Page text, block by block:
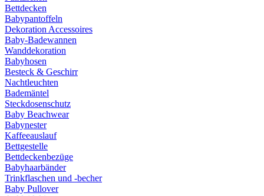
Bettdecken
Babypantoffeln
Dekoration Accessoires
Baby-Badewannen
Wanddekoration
Babyhosen
Besteck & Geschirr
Nachtleuchten
Bademäntel
Steckdosenschutz
Baby Beachwear
Babynester
Kaffeeauslauf
Bettgestelle
Bettdeckenbezüge
Babyhaarbänder
Trinkflaschen und -becher
Baby Pullover